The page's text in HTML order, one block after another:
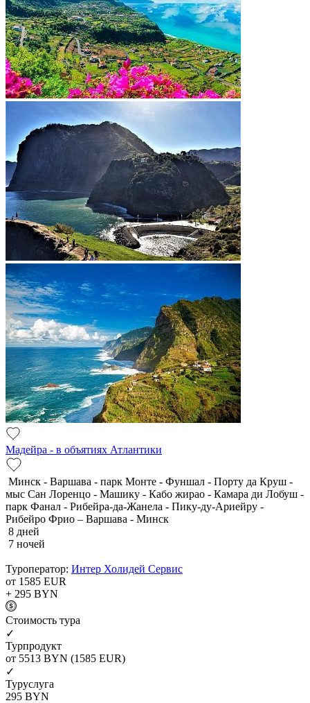
Мадейра - в объятиях Атлантики
Минск - Варшава - парк Монте - Фуншал - Порту да Круш -
мыс Сан Лоренцо - Машику - Кабо жирао - Камара ди Лобуш -
парк Фанал - Рибейра-да-Жанела - Пику-ду-Ариейру -
Рибейро Фрио – Варшава - Минск
8 дней
7 ночей
Туроператор: Интер Холидей Сервис
от 1585 EUR
+ 295 BYN
Cтоимость тура
✓
Турпродукт
от 5513 BYN (1585 EUR)
✓
Туруслуга
295 BYN